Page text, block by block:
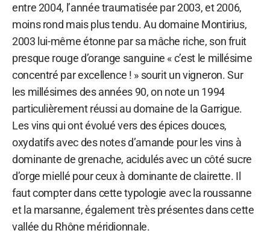
entre 2004, l’année traumatisée par 2003, et 2006,
moins rond mais plus tendu. Au domaine Montirius,
2003 lui-même étonne par sa mâche riche, son fruit
presque rouge d’orange sanguine « c’est le millésime
concentré par excellence ! » sourit un vigneron. Sur
les millésimes des années 90, on note un 1994
particulièrement réussi au domaine de la Garrigue.
Les vins qui ont évolué vers des épices douces,
oxydatifs avec des notes d’amande pour les vins à
dominante de grenache, acidulés avec un côté sucre
d’orge miellé pour ceux à dominante de clairette. Il
faut compter dans cette typologie avec la roussanne
et la marsanne, également très présentes dans cette
vallée du Rhône méridionnale.